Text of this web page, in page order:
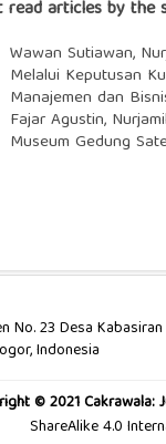
read articles by the
Wawan Sutiawan,
Melalui Keputusan
Manajemen dan
Fajar Agustin,
Museum Gedung
No. 23 Desa
Indonesia
© 2021 Cakrawala:
ShareAlike 4.0